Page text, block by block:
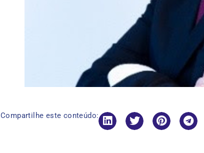
Compartilhe este conteúdo: